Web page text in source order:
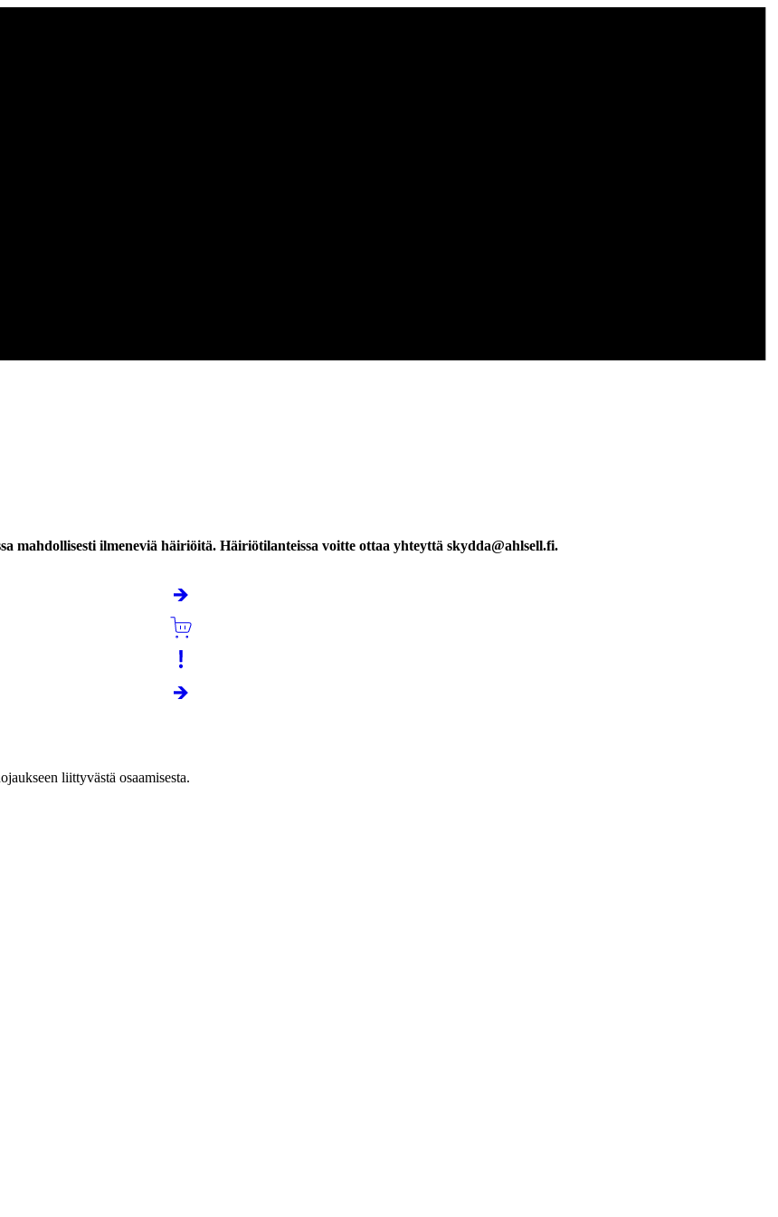
mahdollisesti ilmeneviä häiriöitä. Häiriötilanteissa voitte ottaa yhteyttä skydda@ahlsell.fi.
liittyvästä osaamisesta.